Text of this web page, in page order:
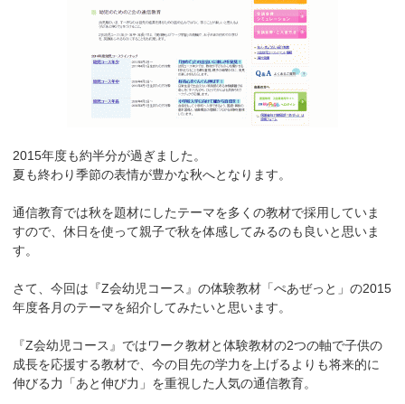
2015年度も約半分が過ぎました。
夏も終わり季節の表情が豊かな秋へとなります。
通信教育では秋を題材にしたテーマを多くの教材で採用していま
すので、休日を使って親子で秋を体感してみるのも良いと思いま
す。
さて、今回は『Z会幼児コース』の体験教材「ぺあぜっと」の2015
年度各月のテーマを紹介してみたいと思います。
『Z会幼児コース』ではワーク教材と体験教材の2つの軸で子供の
成長を応援する教材で、今の目先の学力を上げるよりも将来的に
伸びる力「あと伸び力」を重視した人気の通信教育。